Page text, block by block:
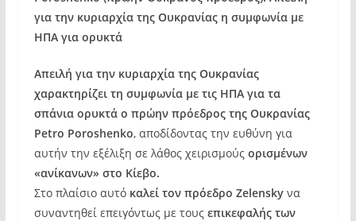
για την κυριαρχία της Ουκρανίας η συμφωνία με
ΗΠΑ για ορυκτά
Απειλή για την κυριαρχία της Ουκρανίας
χαρακτηρίζει τη συμφωνία με τις ΗΠΑ για τα
σπάνια ορυκτά ο πρώην πρόεδρος της Ουκρανίας
Petro Poroshenko, αποδίδοντας την ευθύνη για
αυτήν την εξέλιξη σε λάθος χειρισμούς ορισμένων
«ανίκανων» στο Κίεβο.
Στο πλαίσιο αυτό καλεί τον πρόεδρο Zelenskyνα
συναντηθεί επειγόντως με τους επικεφαλής των